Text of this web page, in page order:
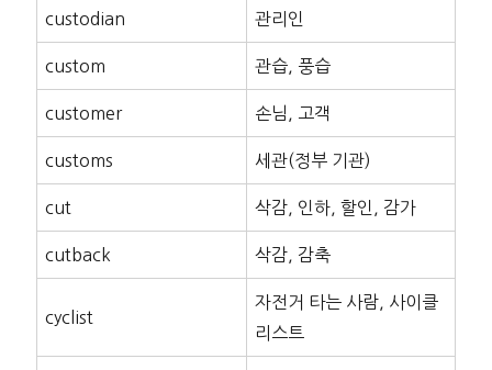
custodian 관리인
custom 관습, 풍습
customer 손님, 고객
customs 세관(정부 기관)
cut 삭감, 인하, 할인, 감가
cutback 삭감, 감축
cyclist
자전거 타는 사람, 사이클
리스트